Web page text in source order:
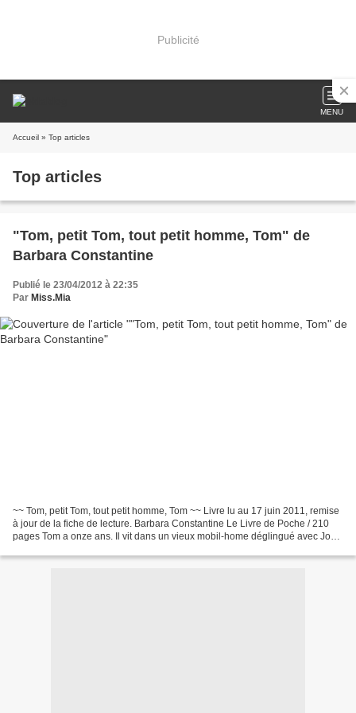
Publicité
MENU
Accueil » Top articles
Top articles
"Tom, petit Tom, tout petit homme, Tom" de
Barbara Constantine
Publié le 23/04/2012 à 22:35
Par Miss.Mia
~~ Tom, petit Tom, tout petit homme, Tom ~~ Livre lu au 17 juin 2011, remise
à jour de la fiche de lecture. Barbara Constantine Le Livre de Poche / 210
pages Tom a onze ans. Il vit dans un vieux mobil-home déglingué avec Joss,